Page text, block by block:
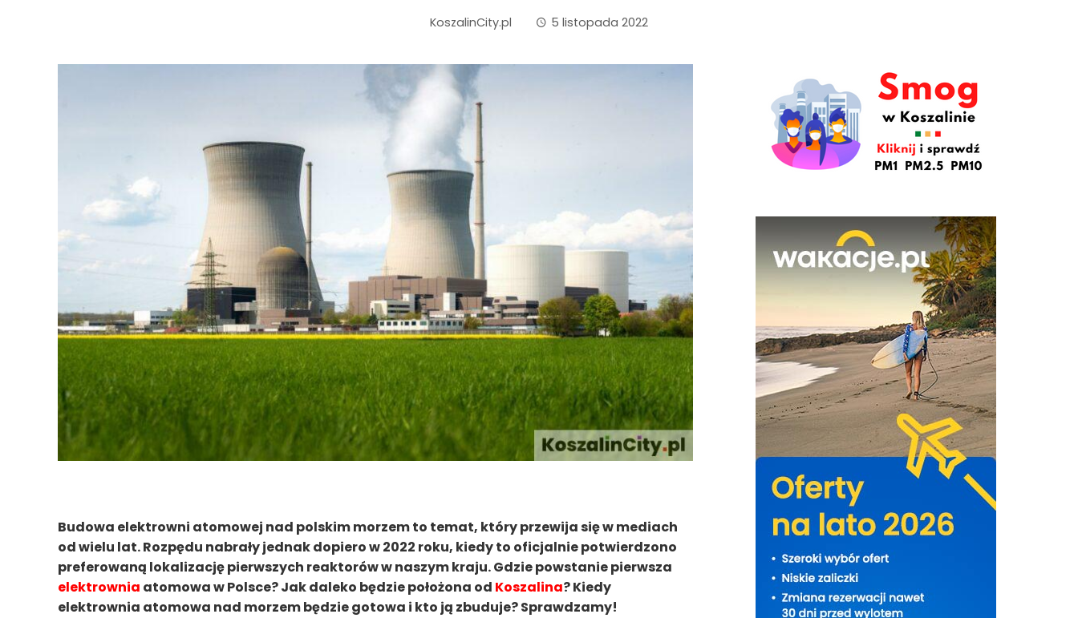
KoszalinCity.pl 5 listopada 2022
Budowa elektrowni atomowej nad polskim morzem to temat, który przewija się w mediach
od wielu lat. Rozpędu nabrały jednak dopiero w 2022 roku, kiedy to oficjalnie potwierdzono
preferowaną lokalizację pierwszych reaktorów w naszym kraju. Gdzie powstanie pierwsza
elektrownia atomowa w Polsce? Jak daleko będzie położona od Koszalina? Kiedy
elektrownia atomowa nad morzem będzie gotowa i kto ją zbuduje? Sprawdzamy!